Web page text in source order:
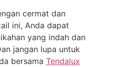
cermat dan
ini, Anda dapat
yang indah dan
jangan lupa untuk
bersama Tendalux